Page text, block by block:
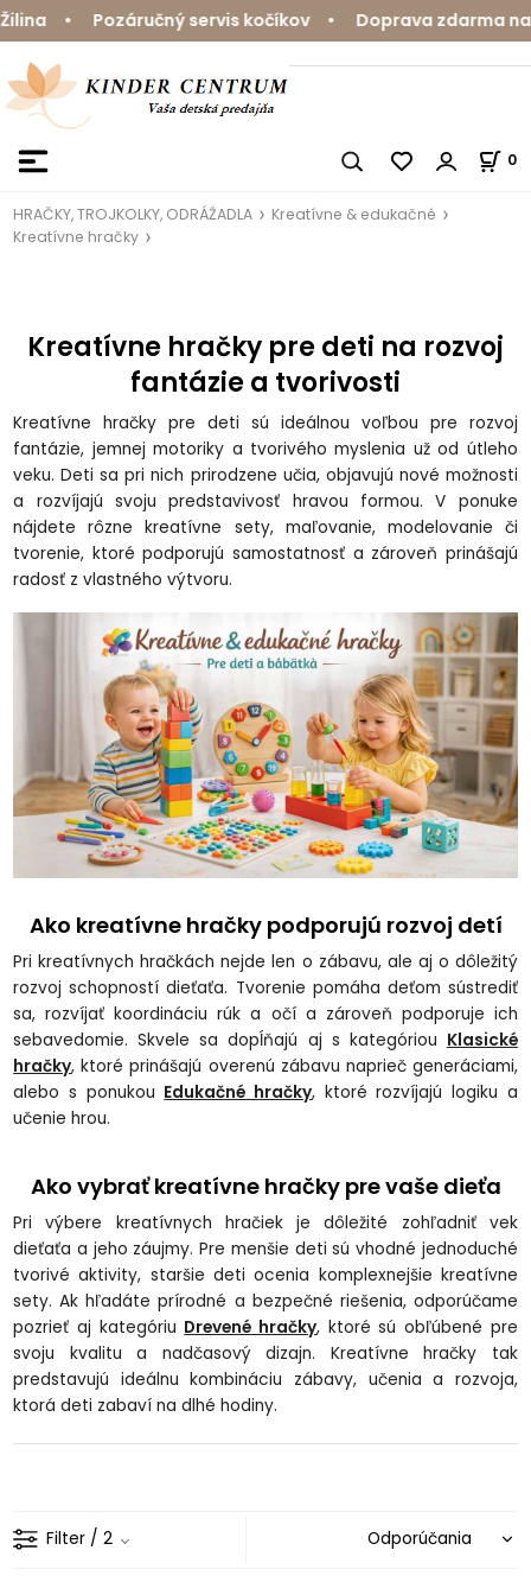
servis kočíkov • Doprava zdarma nad 59
0
HRAČKY, TROJKOLKY, ODRÁŽADLA
Kreatívne & edukačné
Kreatívne hračky
Kreatívne hračky pre deti na rozvoj
fantázie a tvorivosti
Kreatívne hračky pre deti sú ideálnou voľbou pre rozvoj
fantázie, jemnej motoriky a tvorivého myslenia už od útleho
veku. Deti sa pri nich prirodzene učia, objavujú nové možnosti
a rozvíjajú svoju predstavivosť hravou formou. V ponuke
nájdete rôzne kreatívne sety, maľovanie, modelovanie či
tvorenie, ktoré podporujú samostatnosť a zároveň prinášajú
radosť z vlastného výtvoru.
Ako kreatívne hračky podporujú rozvoj detí
Pri kreatívnych hračkách nejde len o zábavu, ale aj o dôležitý
rozvoj schopností dieťaťa. Tvorenie pomáha deťom sústrediť
sa, rozvíjať koordináciu rúk a očí a zároveň podporuje ich
sebavedomie. Skvele sa dopĺňajú aj s kategóriou Klasické
hračky, ktoré prinášajú overenú zábavu naprieč generáciami,
alebo s ponukou Edukačné hračky, ktoré rozvíjajú logiku a
učenie hrou.
Ako vybrať kreatívne hračky pre vaše dieťa
Pri výbere kreatívnych hračiek je dôležité zohľadniť vek
dieťaťa a jeho záujmy. Pre menšie deti sú vhodné jednoduché
tvorivé aktivity, staršie deti ocenia komplexnejšie kreatívne
sety. Ak hľadáte prírodné a bezpečné riešenia, odporúčame
pozrieť aj kategóriu Drevené hračky, ktoré sú obľúbené pre
svoju kvalitu a nadčasový dizajn. Kreatívne hračky tak
predstavujú ideálnu kombináciu zábavy, učenia a rozvoja,
ktorá deti zabaví na dlhé hodiny.
Filter / 2